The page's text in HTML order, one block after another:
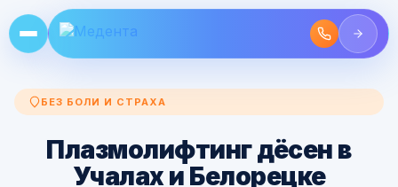
БЕЗ БОЛИ И СТРАХА
Плазмолифтинг дёсен в
Учалах и Белорецке